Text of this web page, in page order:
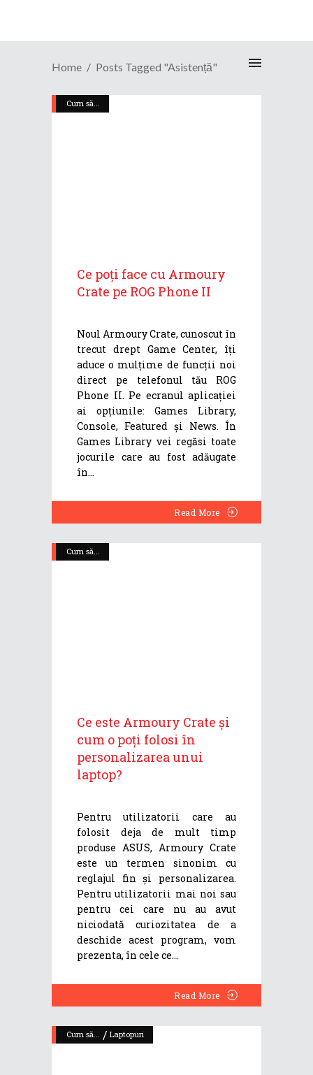
Home Posts Tagged "asistență"
Cum să...
Ce poți face cu Armoury
Crate pe ROG Phone II
Noul Armoury Crate, cunoscut în
trecut drept Game Center, îți
aduce o mulțime de funcții noi
direct pe telefonul tău ROG
Phone II. Pe ecranul aplicației
ai opțiunile: Games Library,
Console, Featured și News. În
Games Library vei regăsi toate
jocurile care au fost adăugate
în
Read More
Cum să...
Ce este Armoury Crate și
cum o poți folosi în
personalizarea unui
laptop?
Pentru utilizatorii care au
folosit deja de mult timp
produse ASUS, Armoury Crate
este un termen sinonim cu
reglajul fin și personalizarea.
Pentru utilizatorii mai noi sau
pentru cei care nu au avut
niciodată curiozitatea de a
deschide acest program, vom
prezenta, în cele ce
Read More
Cum să... / Laptopuri